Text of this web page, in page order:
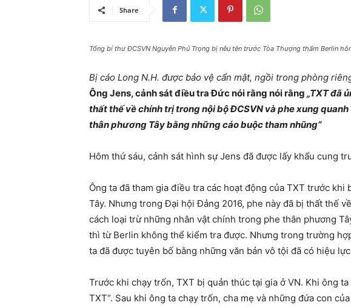
Share
Tổng bí thư ĐCSVN Nguyễn Phú Trọng bị nêu tên trước Tòa Thượng thẩm Berlin
Bị cáo Long N.H. được bảo vệ cẩn mật, ngồi trong phòng
Ông Jens, cảnh sát điều tra Đức nói rằng nói rằng „TXT đã
thất thế về chính trị trong nội bộ ĐCSVN và phe xung
thân phương Tây bằng những cáo buộc tham nhũng“
Hôm thứ sáu, cảnh sát hình sự Jens đã được lấy khẩu cung
Ông ta đã tham gia điều tra các hoạt động của TXT trước
Tây. Nhưng trong Đại hội Đảng 2016, phe này đã bị thất thế
cách loại trừ những nhân vật chính trong phe thân phương
thì từ Berlin không thể kiểm tra được. Nhưng trong trường
ta đã được tuyên bố bằng những văn bản vô tội đã có hiệu
Trước khi chạy trốn, TXT bị quản thúc tại gia ở VN. Khi ông
TXT“. Sau khi ông ta chạy trốn, cha mẹ và những đứa con